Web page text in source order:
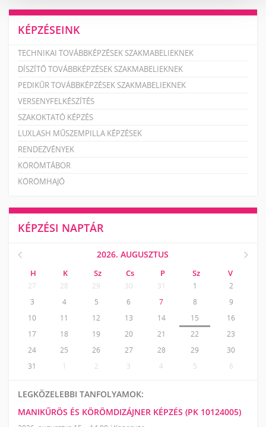
KÉPZÉSEINK
TECHNIKAI TOVÁBBKÉPZÉSEK SZAKMABELIEKNEK
DÍSZÍTŐ TOVÁBBKÉPZÉSEK SZAKMABELIEKNEK
PEDIKŰR TOVÁBBKÉPZÉSEK SZAKMABELIEKNEK
VERSENYFELKÉSZÍTÉS
SZAKOKTATÓ KÉPZÉS
LUXLASH MŰSZEMPILLA KÉPZÉSEK
RENDEZVÉNYEK
KÖRÖMTÁBOR
KÖRÖMHAJÓ
KÉPZÉSI NAPTÁR
2026. AUGUSZTUS
H K Sz Cs P Sz V
27 28 29 30 31 1
2
3
4 5 6 7 8
9
10
11 12 13 14 15
16
17
18 19 20 21 22
23
24
25 26 27 28 29
30
31
1 2 3 4 5 6
LEGKÖZELEBBI TANFOLYAMOK:
MANIKŰRÖS ÉS KÖRÖMDIZÁJNER KÉPZÉS (PK 10124005)